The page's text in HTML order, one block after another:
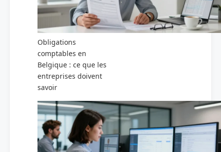
Obligations
comptables en
Belgique : ce que les
entreprises doivent
savoir